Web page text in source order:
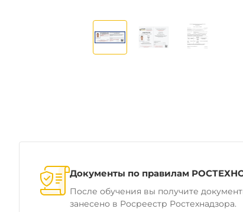
Документы по правилам
После обучения вы получите
занесено в Росреестр Ростехнадзора.